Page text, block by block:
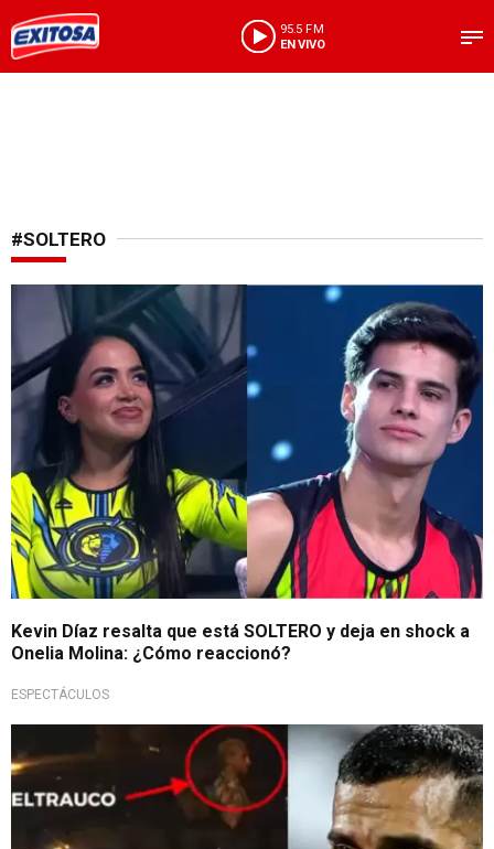
95.5 FM
EN VIVO
#SOLTERO
¿Se acabó el amor?
Kevin Díaz resalta que está SOLTERO y deja en shock a
Onelia Molina: ¿Cómo reaccionó?
ESPECTÁCULOS
Comunicado a la opinión pública